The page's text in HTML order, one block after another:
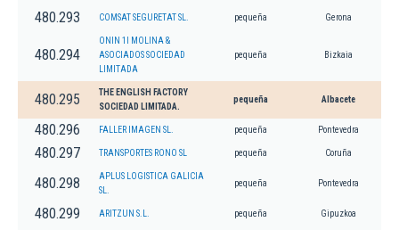
480.293 COMSAT SEGURETAT SL. pequeña Gerona
480.294
ONIN 1I MOLINA &
ASOCIADOS SOCIEDAD
LIMITADA
pequeña Bizkaia
480.295
THE ENGLISH FACTORY
SOCIEDAD LIMITADA.
pequeña Albacete
480.296 FALLER IMAGEN SL. pequeña Pontevedra
480.297 TRANSPORTES RONO SL pequeña Coruña
480.298
APLUS LOGISTICA GALICIA
SL.
pequeña Pontevedra
480.299 ARITZUN S.L. pequeña Gipuzkoa